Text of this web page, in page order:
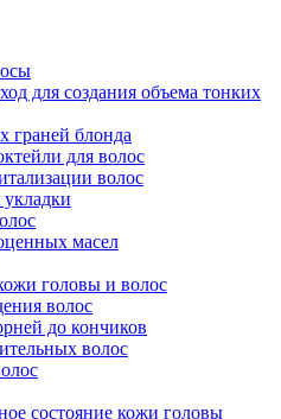
для создания объема тонких
граней блонда
для волос
волос
масел
головы и волос
волос
до кончиков
волос
состояние кожи головы